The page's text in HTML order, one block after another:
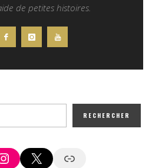
de petites histoires.
RECHERCHER
X Google News